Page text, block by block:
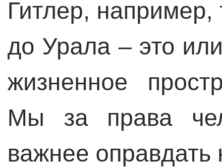
Гитлер, например,
до Урала – это
жизненное
Мы за права
важнее